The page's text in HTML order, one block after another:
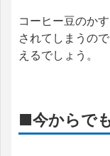
コーヒー豆のか
されてしまうの
えるでしょう。
■今からで